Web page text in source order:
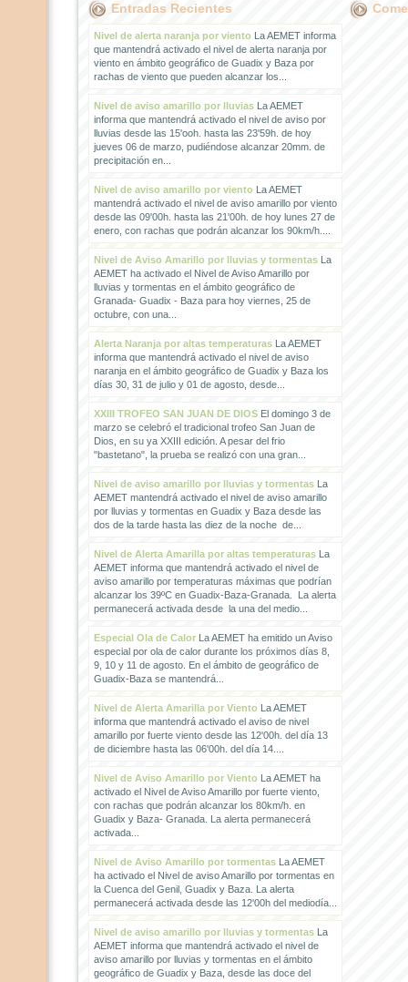
Entradas Recientes
Nivel de alerta naranja por vientoLa AEMET informa
que mantendrá activado el nivel de alerta naranja por
viento en ámbito geográfico de Guadix y Baza por
rachas de viento que pueden alcanzar los...
Nivel de aviso amarillo por lluviasLa AEMET
informa que mantendrá activado el nivel de aviso por
lluvias desde las 15'ooh. hasta las 23'59h. de hoy
jueves 06 de marzo, pudiéndose alcanzar 20mm. de
precipitación en...
Nivel de aviso amarillo por vientoLa AEMET
mantendrá activado el nivel de aviso amarillo por viento
desde las 09'00h. hasta las 21'00h. de hoy lunes 27 de
enero, con rachas que podrán alcanzar los 90km/h....
Nivel de Aviso Amarillo por lluvias y tormentasLa
AEMET ha activado el Nivel de Aviso Amarillo por
lluvias y tormentas en el ámbito geográfico de
Granada- Guadix - Baza para hoy viernes, 25 de
octubre, con una...
Alerta Naranja por altas temperaturasLa AEMET
informa que mantendrá activado el nivel de aviso
naranja en el ámbito geográfico de Guadix y Baza los
días 30, 31 de julio y 01 de agosto, desde...
XXIII TROFEO SAN JUAN DE DIOSEl domingo 3 de
marzo se celebró el tradicional trofeo San Juan de
Dios, en su ya XXIII edición. A pesar del frio
"bastetano", la prueba se realizó con una gran...
Nivel de aviso amarillo por lluvias y tormentasLa
AEMET mantendrá activado el nivel de aviso amarillo
por lluvias y tormentas en Guadix y Baza desde las
dos de la tarde hasta las diez de la noche de...
Nivel de Alerta Amarilla por altas temperaturasLa
AEMET informa que mantendrá activado el nivel de
aviso amarillo por temperaturas máximas que podrían
alcanzar los 39ºC en Guadix-Baza-Granada. La alerta
permanecerá activada desde la una del medio...
Especial Ola de CalorLa AEMET ha emitido un Aviso
especial por ola de calor durante los próximos días 8,
9, 10 y 11 de agosto. En el ámbito de geográfico de
Guadix-Baza se mantendrá...
Nivel de Alerta Amarilla por VientoLa AEMET
informa que mantendrá activado el aviso de nivel
amarillo por fuerte viento desde las 12'00h. del día 13
de diciembre hasta las 06'00h. del día 14....
Nivel de Aviso Amarillo por VientoLa AEMET ha
activado el Nivel de Aviso Amarillo por fuerte viento,
con rachas que podrán alcanzar los 80km/h. en
Guadix y Baza- Granada. La alerta permanecerá
activada...
Nivel de Aviso Amarillo por tormentasLa AEMET
ha activado el Nivel de aviso Amarillo por tormentas en
la Cuenca del Genil, Guadix y Baza. La alerta
permanecerá activada desde las 12'00h del mediodía...
Nivel de aviso amarillo por lluvias y tormentasLa
AEMET informa que mantendrá activado el nivel de
aviso amarillo por lluvias y tormentas en el ámbito
geográfico de Guadix y Baza, desde las doce del